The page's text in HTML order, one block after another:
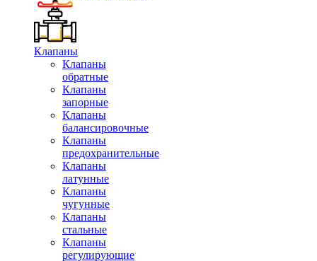
Клапаны
Клапаны
обратные
Клапаны
запорные
Клапаны
балансировочные
Клапаны
предохранительные
Клапаны
латунные
Клапаны
чугунные
Клапаны
стальные
Клапаны
регулирующие